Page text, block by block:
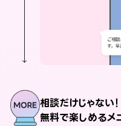
相談だけじゃない！
無料で楽しめるメ